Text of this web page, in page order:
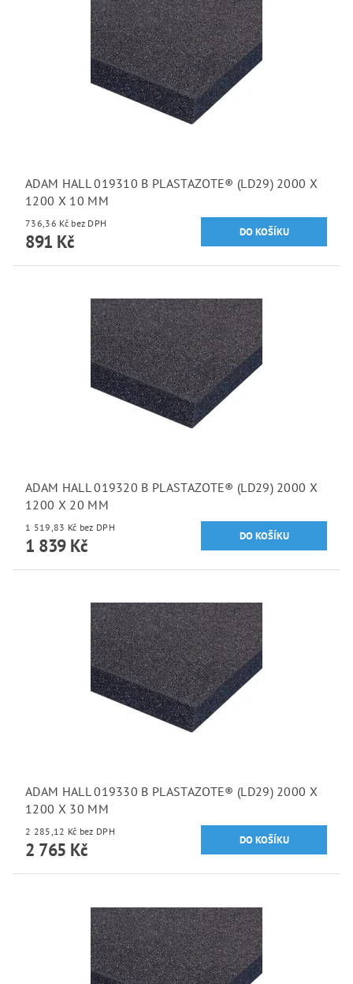
ADAM HALL 019310 B PLASTAZOTE® (LD29) 2000 X
1200 X 10 MM
736,36 Kč bez DPH
891 Kč
ADAM HALL 019320 B PLASTAZOTE® (LD29) 2000 X
1200 X 20 MM
1 519,83 Kč bez DPH
1 839 Kč
ADAM HALL 019330 B PLASTAZOTE® (LD29) 2000 X
1200 X 30 MM
2 285,12 Kč bez DPH
2 765 Kč